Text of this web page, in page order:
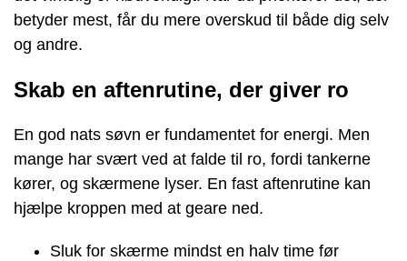
betyder mest, får du mere overskud til både dig selv
og andre.
Skab en aftenrutine, der giver ro
En god nats søvn er fundamentet for energi. Men
mange har svært ved at falde til ro, fordi tankerne
kører, og skærmene lyser. En fast aftenrutine kan
hjælpe kroppen med at geare ned.
Sluk for skærme mindst en halv time før